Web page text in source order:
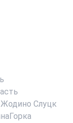
Жодино Слуцк